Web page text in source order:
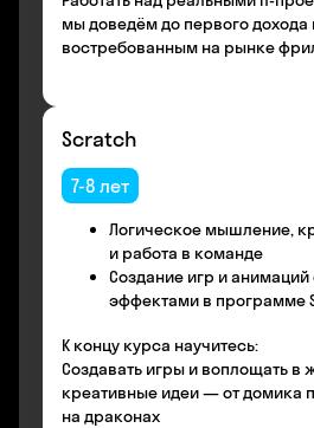
мы доведём до первого
востребованным на рынке
Scratch
7-8 лет
Логическое мышление,
и работа в команде
Создание игр и
эффектами в программе
К концу курса научитесь:
Создавать игры и воплощать в
креативные идеи — от домика
на драконах